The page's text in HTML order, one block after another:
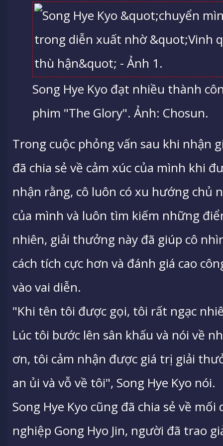
Song Hye Kyo đạt nhiều thành
phim "The Glory". Ảnh: Chosun.
Trong cuộc phỏng vấn sau khi nhận
đã chia sẻ về cảm xúc của mình khi
nhận rằng, cô luôn có xu hướng chủ
của mình và luôn tìm kiếm những
nhiên, giải thưởng này đã giúp cô
cách tích cực hơn và đánh giá cao
vào vai diễn.
"Khi tên tôi được gọi, tôi rất ngạc
Lúc tôi bước lên sân khấu và nói về
ơn, tôi cảm nhận được giá trị giải
an ủi và vỗ về tôi", Song Hye Kyo nói.
Song Hye Kyo cũng đã chia sẻ về
nghiệp Gong Hyo Jin, người đã trao